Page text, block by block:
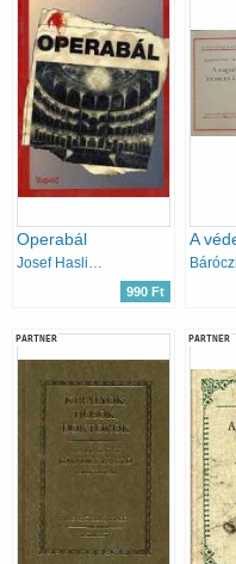
Operabál
990 Ft
PARTNER PARTNER